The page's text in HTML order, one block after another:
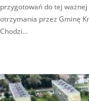
przygotowań do tej
otrzymania przez Gminę
Chodzi…